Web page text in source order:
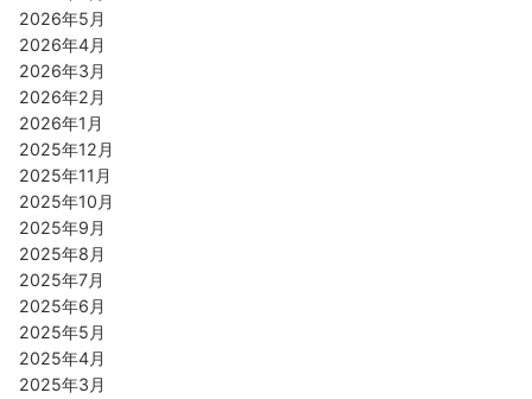
2026年5月
2026年4月
2026年3月
2026年2月
2026年1月
2025年12月
2025年11月
2025年10月
2025年9月
2025年8月
2025年7月
2025年6月
2025年5月
2025年4月
2025年3月